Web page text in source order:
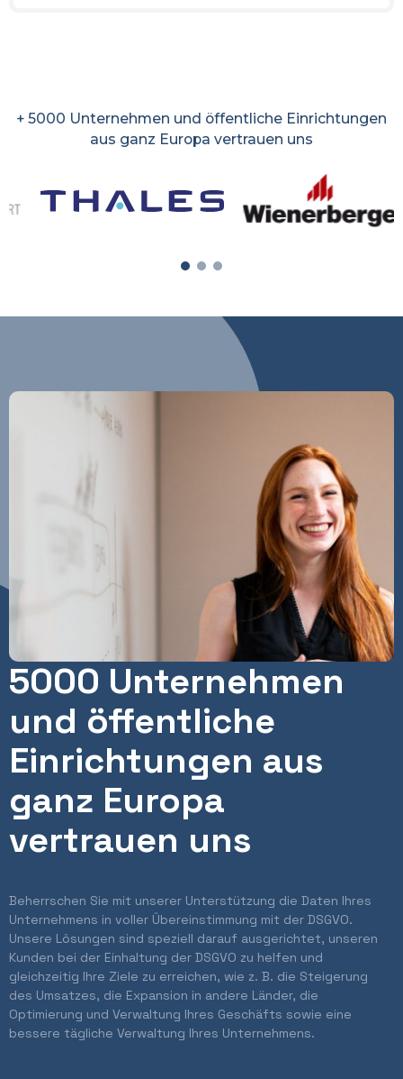
+ 5000 Unternehmen und öffentliche Einrichtungen
aus ganz Europa vertrauen uns
5000 Unternehmen
und öffentliche
Einrichtungen aus
ganz Europa
vertrauen uns
Beherrschen Sie mit unserer Unterstützung die Daten Ihres
Unternehmens in voller Übereinstimmung mit der DSGVO.
Unsere Lösungen sind speziell darauf ausgerichtet, unseren
Kunden bei der Einhaltung der DSGVO zu helfen und
gleichzeitig Ihre Ziele zu erreichen, wie z. B. die Steigerung
des Umsatzes, die Expansion in andere Länder, die
Optimierung und Verwaltung Ihres Geschäfts sowie eine
bessere tägliche Verwaltung Ihres Unternehmens.